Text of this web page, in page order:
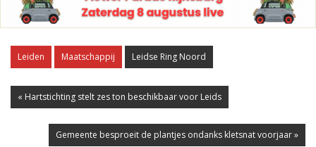
Leiden Maatschappij Leidse Ring Noord
« Hartstichting stelt zes ton beschikbaar voor Leids
Gemeente besproeit de plantjes ondanks kletsnat voorjaar »